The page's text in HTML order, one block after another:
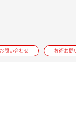
問い合わせ 技術お問